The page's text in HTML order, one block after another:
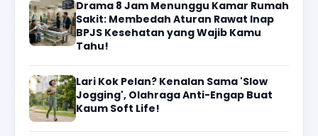
Drama 8 Jam Menunggu Kamar Rumah
Sakit: Membedah Aturan Rawat Inap
BPJS Kesehatan yang Wajib Kamu
Tahu!
Lari Kok Pelan? Kenalan Sama 'Slow
Jogging', Olahraga Anti-Engap Buat
Kaum Soft Life!